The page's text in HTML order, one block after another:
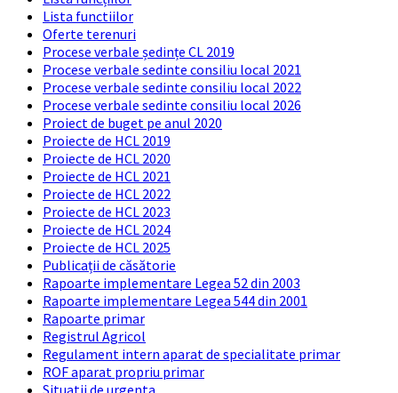
Lista functiilor
Oferte terenuri
Procese verbale ședințe CL 2019
Procese verbale sedinte consiliu local 2021
Procese verbale sedinte consiliu local 2022
Procese verbale sedinte consiliu local 2026
Proiect de buget pe anul 2020
Proiecte de HCL 2019
Proiecte de HCL 2020
Proiecte de HCL 2021
Proiecte de HCL 2022
Proiecte de HCL 2023
Proiecte de HCL 2024
Proiecte de HCL 2025
Publicații de căsătorie
Rapoarte implementare Legea 52 din 2003
Rapoarte implementare Legea 544 din 2001
Rapoarte primar
Registrul Agricol
Regulament intern aparat de specialitate primar
ROF aparat propriu primar